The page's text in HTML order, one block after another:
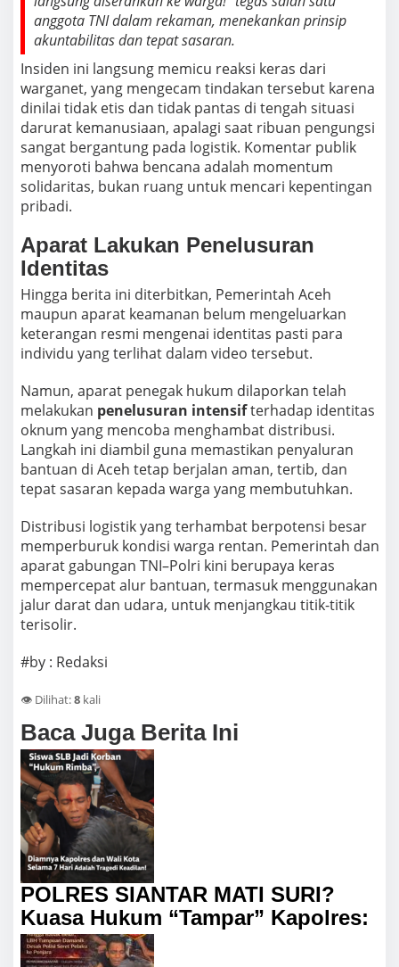
anggota TNI dalam rekaman, menekankan prinsip
akuntabilitas dan tepat sasaran.
Insiden ini langsung memicu reaksi keras dari
warganet, yang mengecam tindakan tersebut karena
dinilai tidak etis dan tidak pantas di tengah situasi
darurat kemanusiaan, apalagi saat ribuan pengungsi
sangat bergantung pada logistik. Komentar publik
menyoroti bahwa bencana adalah momentum
solidaritas, bukan ruang untuk mencari kepentingan
pribadi.
Aparat Lakukan Penelusuran
Identitas
Hingga berita ini diterbitkan, Pemerintah Aceh
maupun aparat keamanan belum mengeluarkan
keterangan resmi mengenai identitas pasti para
individu yang terlihat dalam video tersebut.
Namun, aparat penegak hukum dilaporkan telah
melakukan penelusuran intensifterhadap identitas
oknum yang mencoba menghambat distribusi.
Langkah ini diambil guna memastikan penyaluran
bantuan di Aceh tetap berjalan aman, tertib, dan
tepat sasaran kepada warga yang membutuhkan.
Distribusi logistik yang terhambat berpotensi besar
memperburuk kondisi warga rentan. Pemerintah dan
aparat gabungan TNI–Polri kini berupaya keras
mempercepat alur bantuan, termasuk menggunakan
jalur darat dan udara, untuk menjangkau titik-titik
terisolir.
#by : Redaksi
👁️ Dilihat:8kali
Baca Juga Berita Ini
POLRES SIANTAR MATI SURI?
Kuasa Hukum “Tampar” Kapolres: